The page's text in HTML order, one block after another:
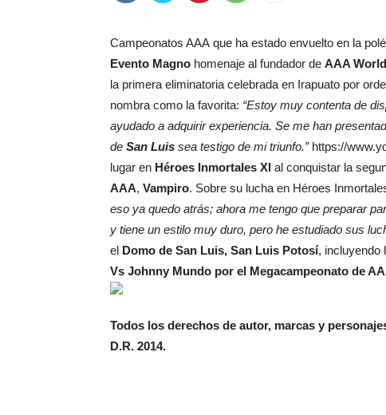
Campeonatos AAA que ha estado envuelto en la
Evento Magno homenaje al fundador de AAA
la primera eliminatoria celebrada en Irapuato por
nombra como la favorita: “Estoy muy contenta de
ayudado a adquirir experiencia. Se me han
de San Luis sea testigo de mi triunfo.”https://
lugar en Héroes Inmortales XI al conquistar la
AAA, Vampiro. Sobre su lucha en Héroes
eso ya quedo atrás; ahora me tengo que preparar
y tiene un estilo muy duro, pero he estudiado sus
el Domo de San Luis, San Luis Potosí, incluyendo
Vs Johnny Mundo por el Megacampeonato de
Todos los derechos de autor, marcas y
D.R. 2014.